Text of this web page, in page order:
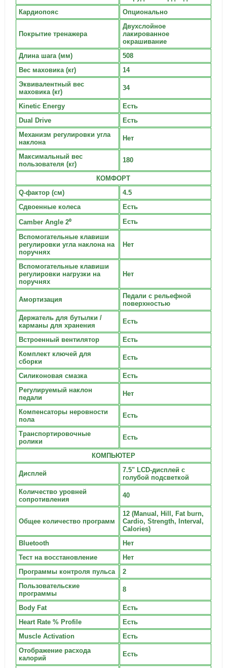
Кардиопояс
Опционально
Покрытие тренажера
Двухслойное
лакированное
окрашивание
Длина шага (мм)
508
Вес маховика (кг)
14
Эквивалентный вес
маховика (кг)
34
Kinetic Energy
Есть
Dual Drive
Есть
Механизм регулировки угла
наклона
Нет
Максимальный вес
пользователя (кг)
180
КОМФОРТ
Q-фактор (см)
4.5
Сдвоенные колеса
Есть
Camber Angle 2⁰
Есть
Вспомогательные клавиши
регулировки угла наклона на
поручнях
Нет
Вспомогательные клавиши
регулировки нагрузки на
поручнях
Нет
Амортизация
Педали с рельефной
поверхностью
Держатель для бутылки /
карманы для хранения
Есть
Встроенный вентилятор
Есть
Комплект ключей для
сборки
Есть
Силиконовая смазка
Есть
Регулируемый наклон
педали
Нет
Компенсаторы неровности
пола
Есть
Транспортировочные
ролики
Есть
КОМПЬЮТЕР
Дисплей
7.5" LCD-дисплей с
голубой подсветкой
Количество уровней
сопротивления
40
Общее количество программ
12 (Manual, Hill, Fat burn,
Cardio, Strength, Interval,
Calories)
Bluetooth
Нет
Тест на восстановление
Нет
Программы контроля пульса
2
Пользовательские
программы
8
Body Fat
Есть
Heart Rate % Profile
Есть
Muscle Activation
Есть
Отображение расхода
калорий
Есть